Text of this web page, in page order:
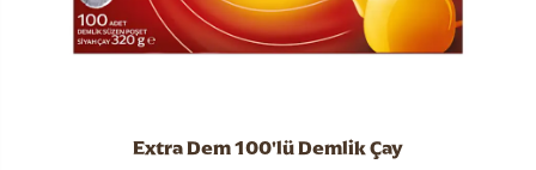
Extra Dem 100'lü Demlik Çay